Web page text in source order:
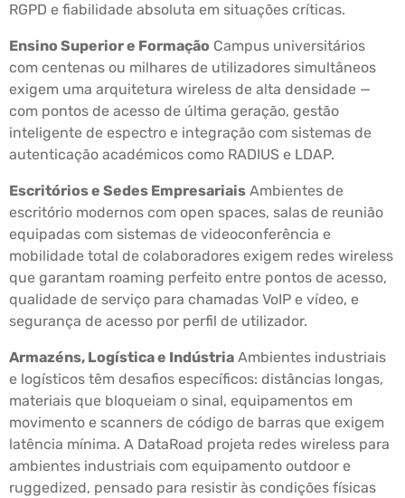
RGPD e fiabilidade absoluta em situações críticas.
Ensino Superior e Formação Campus universitários
com centenas ou milhares de utilizadores simultâneos
exigem uma arquitetura wireless de alta densidade —
com pontos de acesso de última geração, gestão
inteligente de espectro e integração com sistemas de
autenticação académicos como RADIUS e LDAP.
Escritórios e Sedes Empresariais Ambientes de
escritório modernos com open spaces, salas de reunião
equipadas com sistemas de videoconferência e
mobilidade total de colaboradores exigem redes wireless
que garantam roaming perfeito entre pontos de acesso,
qualidade de serviço para chamadas VoIP e vídeo, e
segurança de acesso por perfil de utilizador.
Armazéns, Logística e Indústria Ambientes industriais
e logísticos têm desafios específicos: distâncias longas,
materiais que bloqueiam o sinal, equipamentos em
movimento e scanners de código de barras que exigem
latência mínima. A DataRoad projeta redes wireless para
ambientes industriais com equipamento outdoor e
ruggedized, pensado para resistir às condições físicas